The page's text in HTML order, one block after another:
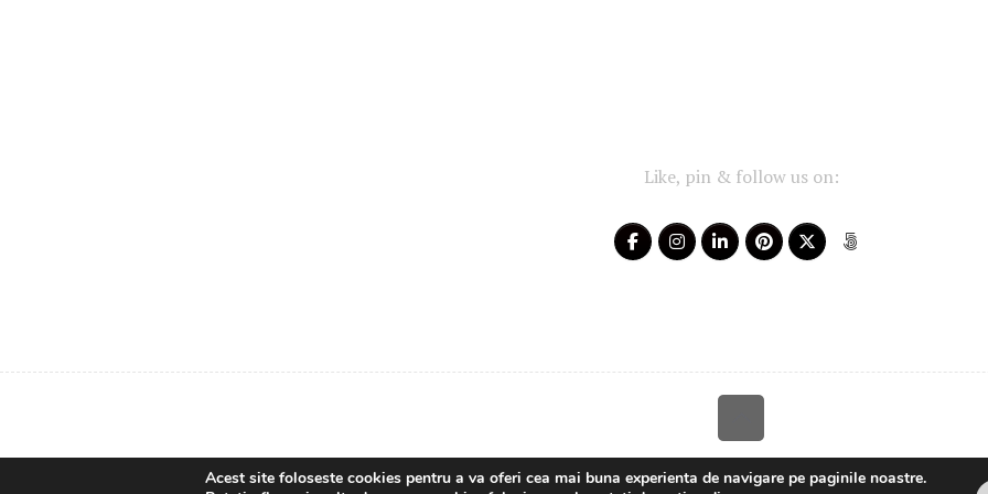
Like, pin & follow us on:
Your-Story 2014 - 2025 ~ All rights reserved
Acest site foloseste cookies pentru a va oferi cea mai buna experienta de navigare pe paginile noastre.